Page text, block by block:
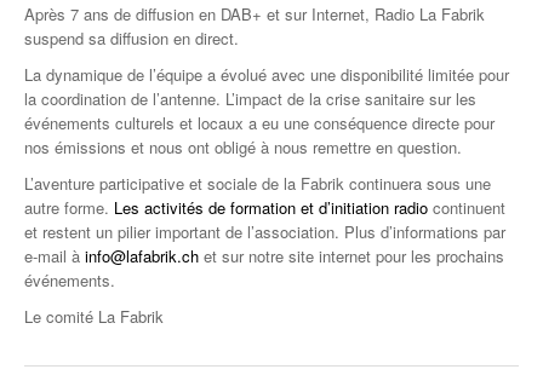
Après 7 ans de diffusion en DAB+ et sur Internet, Radio La Fabrik
suspend sa diffusion en direct.
La dynamique de l’équipe a évolué avec une disponibilité limitée pour
la coordination de l’antenne. L’impact de la crise sanitaire sur les
événements culturels et locaux a eu une conséquence directe pour
nos émissions et nous ont obligé à nous remettre en question.
L’aventure participative et sociale de la Fabrik continuera sous une
autre forme. Les activités de formation et d’initiation radio continuent
et restent un pilier important de l’association. Plus d’informations par
e-mail à info@lafabrik.ch et sur notre site internet pour les prochains
événements.
Le comité La Fabrik